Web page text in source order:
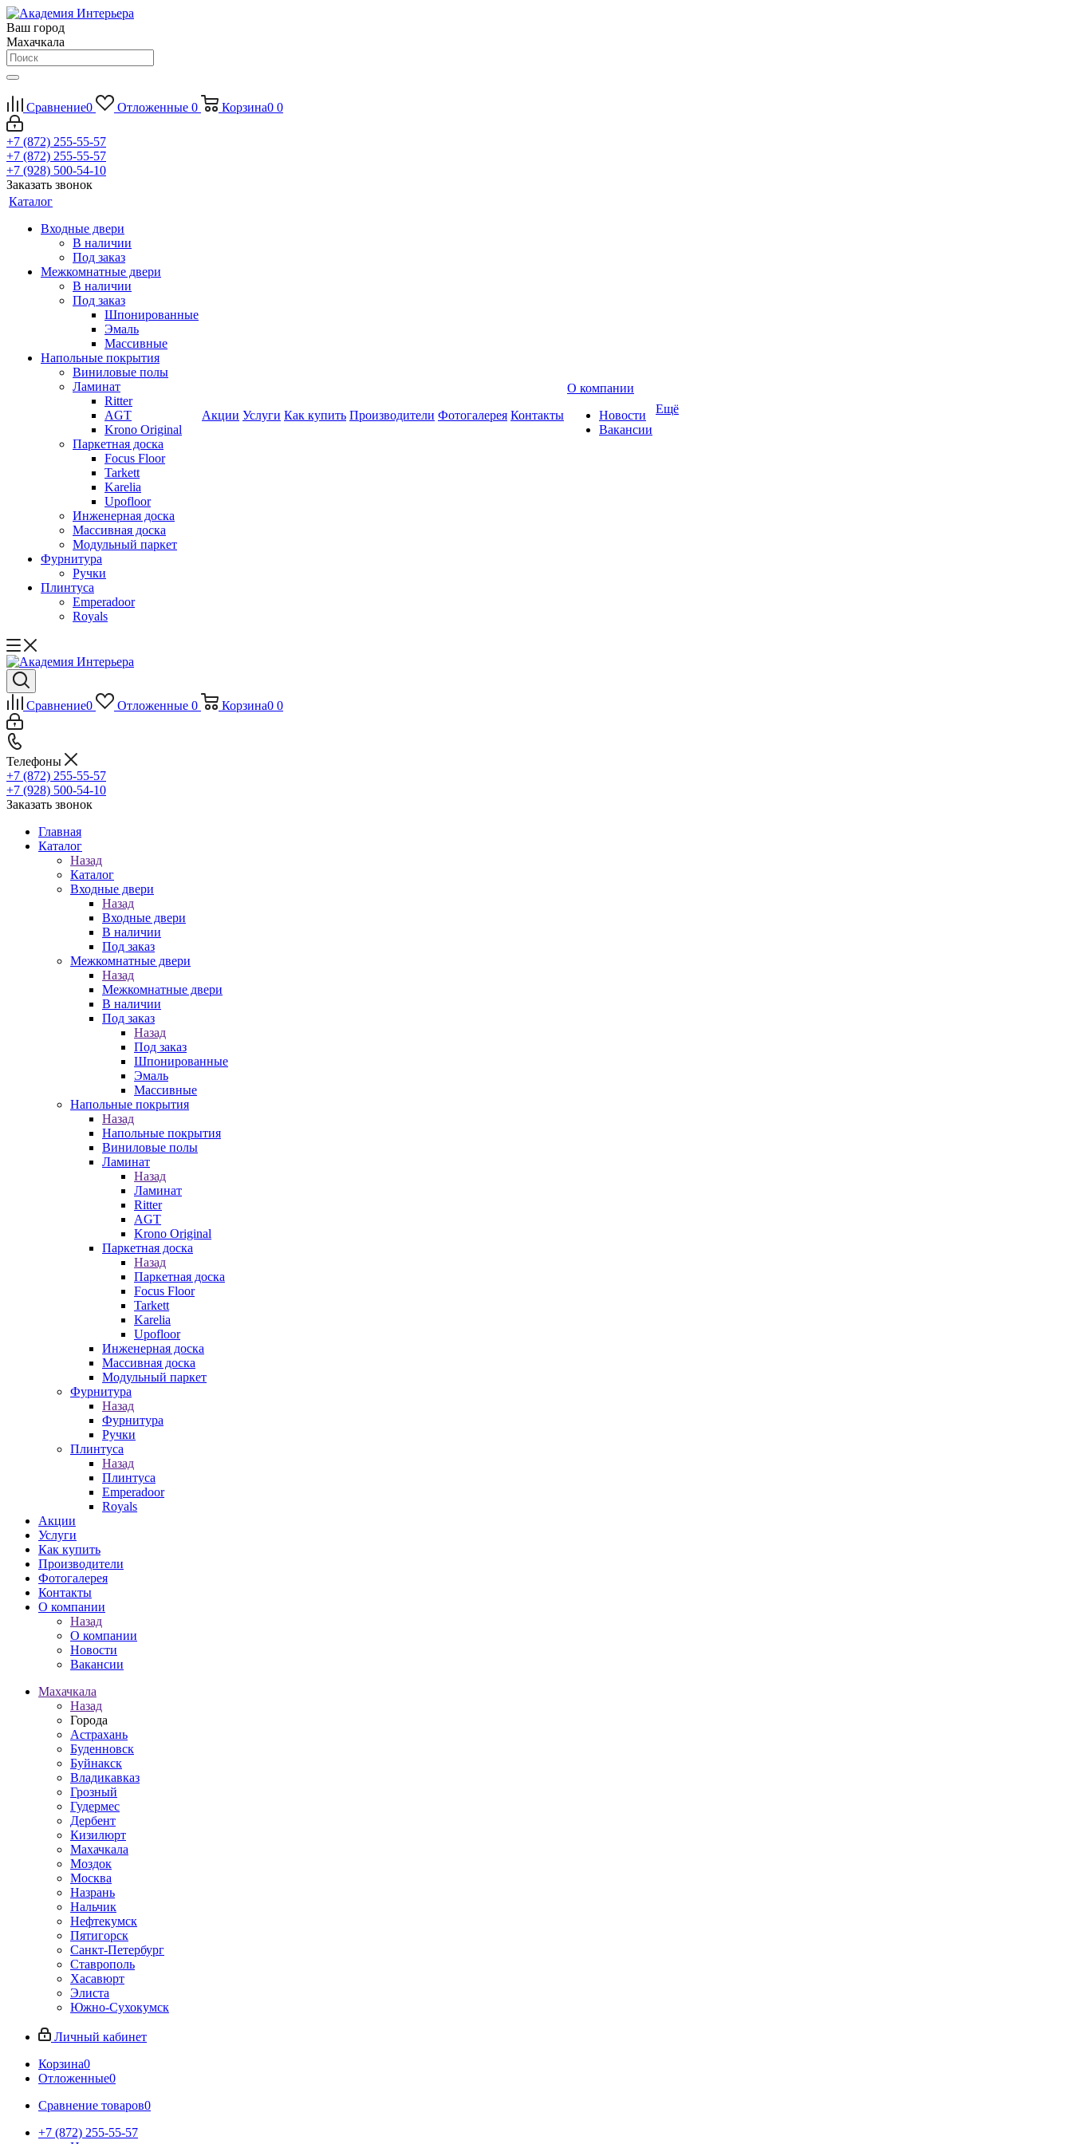
Ваш город
Махачкала
Сравнение0 Отложенные 0 Корзина0 0
+7 (872) 255-55-57
+7 (872) 255-55-57
+7 (928) 500-54-10
Заказать звонок
Каталог
Входные двери
В наличии
Под заказ
Межкомнатные двери
В наличии
Под заказ
Шпонированные
Эмаль
Массивные
Напольные покрытия
Виниловые полы
Ламинат
Ritter
AGT
Krono Original
Паркетная доска
Focus Floor
Tarkett
Karelia
Upofloor
Инженерная доска
Массивная доска
Модульный паркет
Фурнитура
Ручки
Плинтуса
Emperadoor
Royals
Акции Услуги Как купить Производители Фотогалерея Контакты
О компании
Новости
Вакансии
Ещё
Сравнение0 Отложенные 0 Корзина0 0
Телефоны
+7 (872) 255-55-57
+7 (928) 500-54-10
Заказать звонок
Главная
Каталог
Назад
Каталог
Входные двери
Назад
Входные двери
В наличии
Под заказ
Межкомнатные двери
Назад
Межкомнатные двери
В наличии
Под заказ
Назад
Под заказ
Шпонированные
Эмаль
Массивные
Напольные покрытия
Назад
Напольные покрытия
Виниловые полы
Ламинат
Назад
Ламинат
Ritter
AGT
Krono Original
Паркетная доска
Назад
Паркетная доска
Focus Floor
Tarkett
Karelia
Upofloor
Инженерная доска
Массивная доска
Модульный паркет
Фурнитура
Назад
Фурнитура
Ручки
Плинтуса
Назад
Плинтуса
Emperadoor
Royals
Акции
Услуги
Как купить
Производители
Фотогалерея
Контакты
О компании
Назад
О компании
Новости
Вакансии
Махачкала
Назад
Города
Астрахань
Буденновск
Буйнакск
Владикавказ
Грозный
Гудермес
Дербент
Кизилюрт
Махачкала
Моздок
Москва
Назрань
Нальчик
Нефтекумск
Пятигорск
Санкт-Петербург
Ставрополь
Хасавюрт
Элиста
Южно-Сухокумск
Личный кабинет
Корзина0
Отложенные0
Сравнение товаров0
+7 (872) 255-55-57